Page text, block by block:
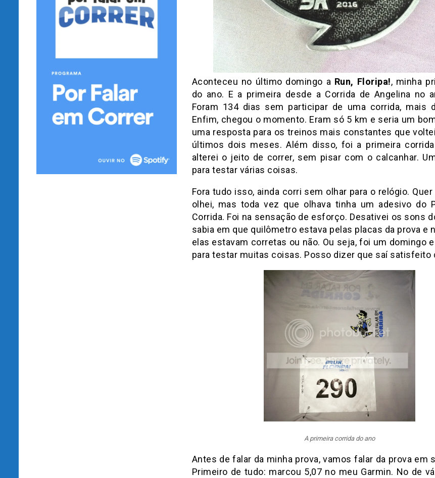
Aconteceu no último domingo a Run, Floripa!, minha
do ano. E a primeira desde a Corrida de Angelina no
Foram 134 dias sem participar de uma corrida, mais
Enfim, chegou o momento. Eram só 5 km e seria um
uma resposta para os treinos mais constantes que
últimos dois meses. Além disso, foi a primeira
alterei o jeito de correr, sem pisar com o calcanhar.
para testar várias coisas.
Fora tudo isso, ainda corri sem olhar para o relógio. Quer
olhei, mas toda vez que olhava tinha um adesivo do
Corrida. Foi na sensação de esforço. Desativei os sons
sabia em que quilômetro estava pelas placas da prova e
elas estavam corretas ou não. Ou seja, foi um domingo
para testar muitas coisas. Posso dizer que saí satisfeito
A primeira corrida do ano
Antes de falar da minha prova, vamos falar da prova em
Primeiro de tudo: marcou 5,07 no meu Garmin. No de